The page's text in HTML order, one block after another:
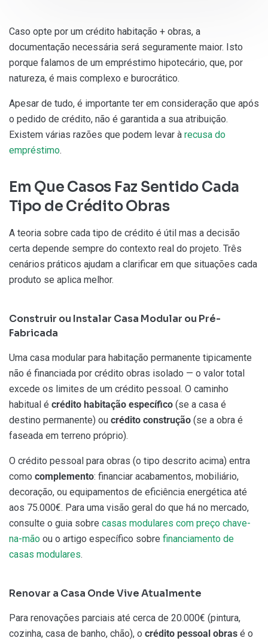
Caso opte por um crédito habitação + obras, a
documentação necessária será seguramente maior. Isto
porque falamos de um empréstimo hipotecário, que, por
natureza, é mais complexo e burocrático.
Apesar de tudo, é importante ter em consideração que após
o pedido de crédito, não é garantida a sua atribuição.
Existem várias razões que podem levar à recusa do
empréstimo.
Em Que Casos Faz Sentido Cada
Tipo de Crédito Obras
A teoria sobre cada tipo de crédito é útil mas a decisão
certa depende sempre do contexto real do projeto. Três
cenários práticos ajudam a clarificar em que situações cada
produto se aplica melhor.
Construir ou Instalar Casa Modular ou Pré-
Fabricada
Uma casa modular para habitação permanente tipicamente
não é financiada por crédito obras isolado — o valor total
excede os limites de um crédito pessoal. O caminho
habitual é crédito habitação específico (se a casa é
destino permanente) ou crédito construção (se a obra é
faseada em terreno próprio).
O crédito pessoal para obras (o tipo descrito acima) entra
como complemento: financiar acabamentos, mobiliário,
decoração, ou equipamentos de eficiência energética até
aos 75.000€. Para uma visão geral do que há no mercado,
consulte o guia sobre casas modulares com preço chave-
na-mão ou o artigo específico sobre financiamento de
casas modulares.
Renovar a Casa Onde Vive Atualmente
Para renovações parciais até cerca de 20.000€ (pintura,
cozinha, casa de banho, chão), o crédito pessoal obras é o